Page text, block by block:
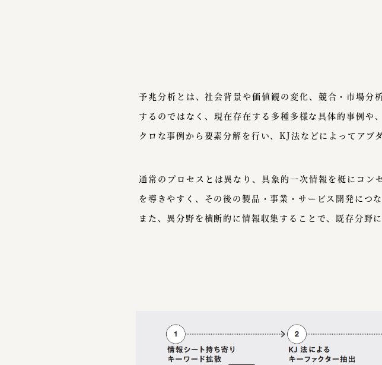
予兆分析とは、社会背景や価値観の変化、競合・市場分
するのではなく、現在存在する多種多様な具体的事例や
クロな事例から要素分解を行い、KJ法などによってアブ
通常のプロセスとは異なり、具象的一次情報を梃にコン
を導きやすく、その後の製品・事業・サービス開発につ
また、異分野を横断的に情報収集することで、既存分野